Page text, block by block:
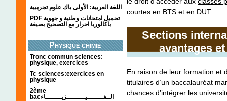
اللغة العربية: الأولى باك علوم تجريبية
PDF تحميل امتحانات وطنية و جهوية
باكالوريا احرار مع التصحيح بصيغة
Physique chimie
Tronc commun sciences:
physique, exercices
Tc sciences:exercices en
physique
2ème
bacالــفــــــــيـــــــــزيــــــــاء
courtes en BTS et en DUT.
Sections
avantages
En raison de leur formation et
titulaires d’un baccalauréat
chances d’intégrer les